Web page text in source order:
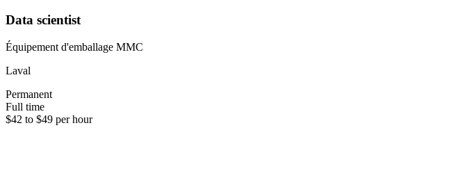
Data scientist
Équipement d'emballage MMC
Laval
Permanent
Full time
$42 to $49 per hour